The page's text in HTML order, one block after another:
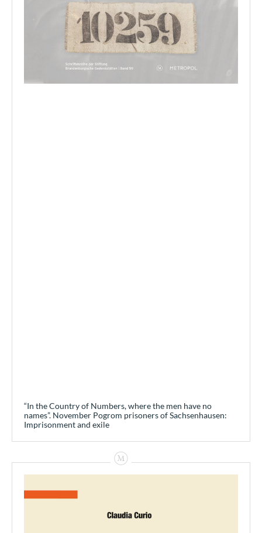
“In the Country of Numbers, where the men have no
names”. November Pogrom prisoners of Sachsenhausen:
Imprisonment and exile